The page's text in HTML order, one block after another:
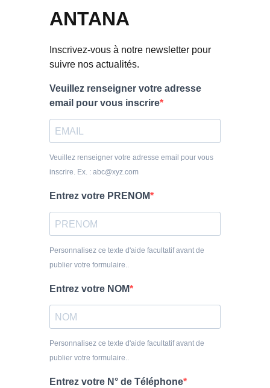
ANTANA
Inscrivez-vous à notre newsletter pour
suivre nos actualités.
Veuillez renseigner votre adresse
email pour vous inscrire
Veuillez renseigner votre adresse email pour vous
inscrire. Ex. : abc@xyz.com
Entrez votre PRENOM
Personnalisez ce texte d'aide facultatif avant de
publier votre formulaire..
Entrez votre NOM
Personnalisez ce texte d'aide facultatif avant de
publier votre formulaire..
Entrez votre N° de Téléphone